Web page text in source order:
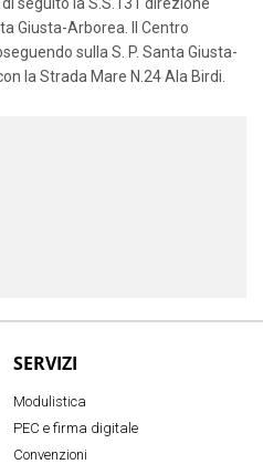
Giusta-Arborea. Il Centro
sulla S. P. Santa Giusta-
la Strada Mare N.24 Ala Birdi.
SERVIZI
Modulistica
PEC e firma digitale
Convenzioni